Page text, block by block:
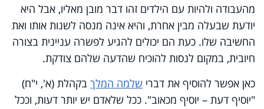
מהעבודה ולהיות עם הילדים זהו דבר מובן מאליו, אבל היא
יודעת שבעלה מבין אחרת, והיא אינה מנסה לשנות אותו ואת
החשיבה שלו. כעת הם יכולים להגיע לפשרה עניינית בצורה
חיובית, במקום לנסות להוכיח שהדעה שלהם צודקת.
כאן אפשר להוסיף את דברי שלמה המלך בקהלת (א', י"ח)
"יוסיף דעת – יוסיף מכאוב". ככל שלאדם יש יותר דעות, וככל